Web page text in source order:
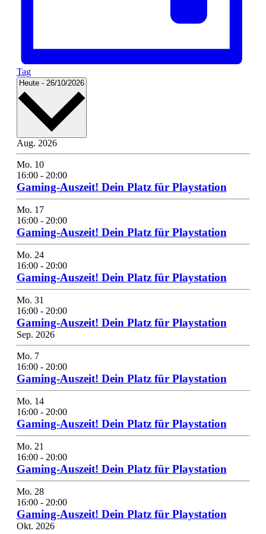
Tag
Heute - 26/10/2026 Select
Aug. 2026
Mo. 10
16:00- 20:00
Gaming-Auszeit! Dein Platz für Playstation
Mo. 17
16:00- 20:00
Gaming-Auszeit! Dein Platz für Playstation
Mo. 24
16:00- 20:00
Gaming-Auszeit! Dein Platz für Playstation
Mo. 31
16:00- 20:00
Gaming-Auszeit! Dein Platz für Playstation
Sep. 2026
Mo. 7
16:00- 20:00
Gaming-Auszeit! Dein Platz für Playstation
Mo. 14
16:00- 20:00
Gaming-Auszeit! Dein Platz für Playstation
Mo. 21
16:00- 20:00
Gaming-Auszeit! Dein Platz für Playstation
Mo. 28
16:00- 20:00
Gaming-Auszeit! Dein Platz für Playstation
Okt. 2026